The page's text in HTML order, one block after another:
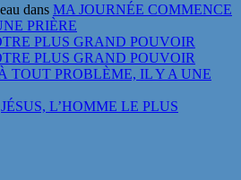
dans MA JOURNÉE COMMENCE
PRIÈRE
PLUS GRAND POUVOIR
PLUS GRAND POUVOIR
TOUT PROBLÈME, IL Y A UNE
JÉSUS, L’HOMME LE PLUS